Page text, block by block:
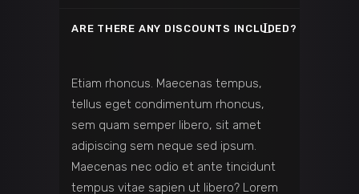
ARE THERE ANY DISCOUNTS INCLUDED?
Etiam rhoncus. Maecenas tempus,
tellus eget condimentum rhoncus,
sem quam semper libero, sit amet
adipiscing sem neque sed ipsum.
Maecenas nec odio et ante tincidunt
tempus vitae sapien ut libero? Lorem